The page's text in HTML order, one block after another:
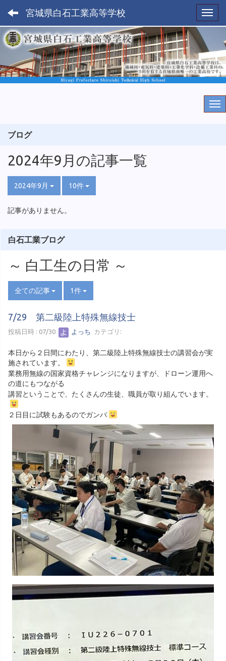
宮城県白石工業高等学校
ブログ
2024年9月の記事一覧
2024年9月 10件
記事がありません。
白石工業ブログ
～ 白工生の日常 ～
全ての記事 1件
7/29 第二級陸上特殊無線技士
投稿日時 : 07/30 よっち カテゴリ:
本日から２日間にわたり、第二級陸上特殊無線技士の講習会が実
施されています。
業務用無線の国家資格チャレンジになりますが、ドローン運用へ
の道にもつながる
講習ということで、たくさんの生徒、職員が取り組んでいます。
２日目に試験もあるのでガンバ